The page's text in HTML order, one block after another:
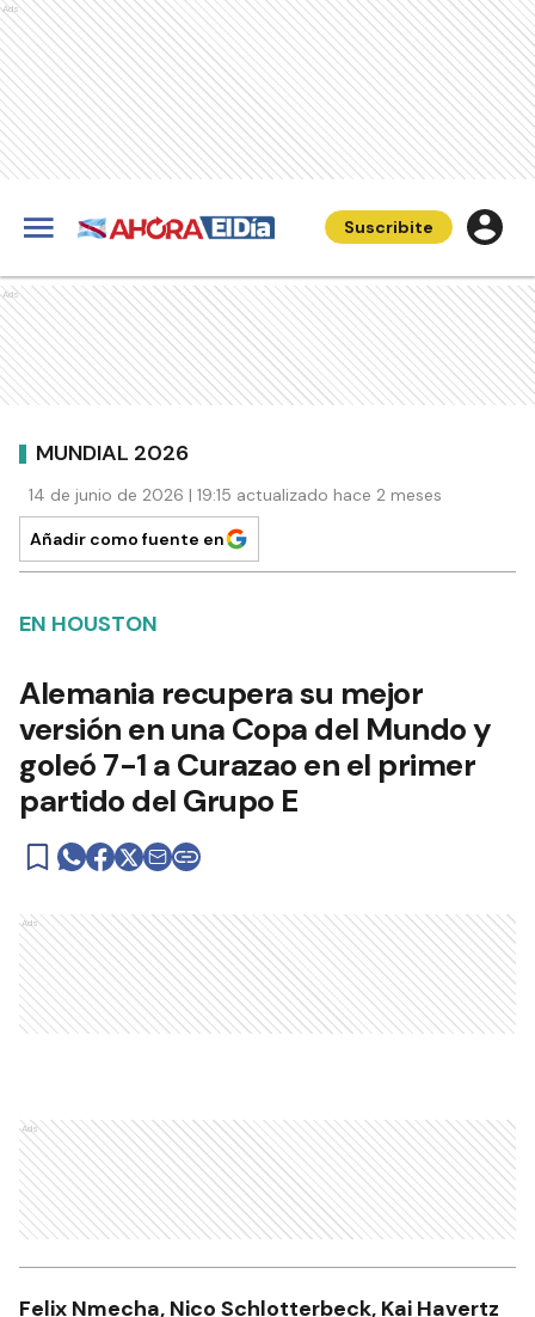
Ads
Suscribite
Ads
MUNDIAL 2026
14 de junio de 2026 | 19:15 actualizado hace 2 meses
Añadir como fuente en
EN HOUSTON
Alemania recupera su mejor
versión en una Copa del Mundo y
goleó 7-1 a Curazao en el primer
partido del Grupo E
Ads
Ads
Felix Nmecha, Nico Schlotterbeck, Kai Havertz